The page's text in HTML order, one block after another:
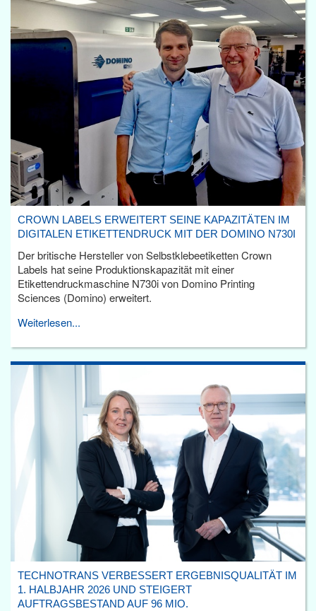
CROWN LABELS ERWEITERT SEINE KAPAZITÄTEN IM
DIGITALEN ETIKETTENDRUCK MIT DER DOMINO N730I
Der britische Hersteller von Selbstklebeetiketten Crown
Labels hat seine Produktionskapazität mit einer
Etikettendruckmaschine N730i von Domino Printing
Sciences (Domino) erweitert.
Weiterlesen...
TECHNOTRANS VERBESSERT ERGEBNISQUALITÄT IM
1. HALBJAHR 2026 UND STEIGERT
AUFTRAGSBESTAND AUF 96 MIO.